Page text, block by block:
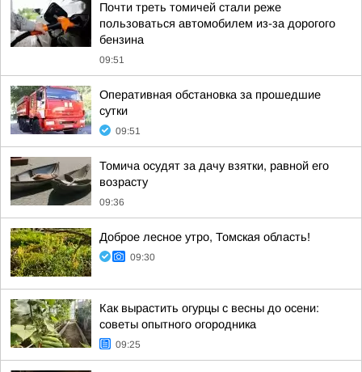
Почти треть томичей стали реже
пользоваться автомобилем из-за дорогого
бензина
09:51
Оперативная обстановка за прошедшие
сутки
09:51
Томича осудят за дачу взятки, равной его
возрасту
09:36
Доброе лесное утро, Томская область!
09:30
Как вырастить огурцы с весны до осени:
советы опытного огородника
09:25